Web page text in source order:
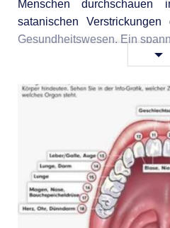
Kult
dahinter
news.ch
Menschen
satanischen
Gesundheitswesen. Ein
Jahresrückblick